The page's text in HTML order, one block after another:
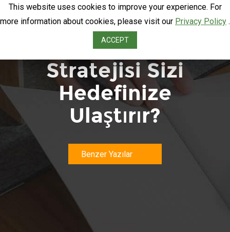
Hangi Toplu SMS
Stratejisi Sizi
Hedefinize
Ulaştırır?
Benzer Yazılar
This website uses cookies to improve your experience. For
more information about cookies, please visit our Privacy Policy .
ACCEPT